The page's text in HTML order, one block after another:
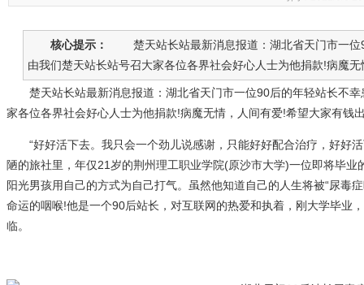
核心提示：
楚天站长站最新消息报道：湖北省天门市一位
由我们楚天站长站号召大家各位各界社会好心人士为他捐款!病魔
楚天站长站最新消息报道：湖北省天门市一位90后的年轻站长不幸
家各位各界社会好心人士为他捐款!病魔无情，人间有爱!希望大家有钱
“好好活下去。我只会一个劲儿说感谢，只能好好配合治疗，好好
陋的旅社里，年仅21岁的荆州理工职业学院(原沙市大学)一位即将毕
阳光男孩用自己的方式为自己打气。虽然他知道自己的人生将被“尿毒
命运的咽喉!他是一个90后站长，对互联网的热爱和执着，刚大学毕业
临。